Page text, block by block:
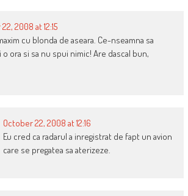
2008 at 12:15
cu blonda de aseara. Ce-nseamna sa
ora si sa nu spui nimic! Are dascal bun,
October 22, 2008 at 12:16
Eu cred ca radarul a inregistrat de fapt un avion
care se pregatea sa aterizeze.